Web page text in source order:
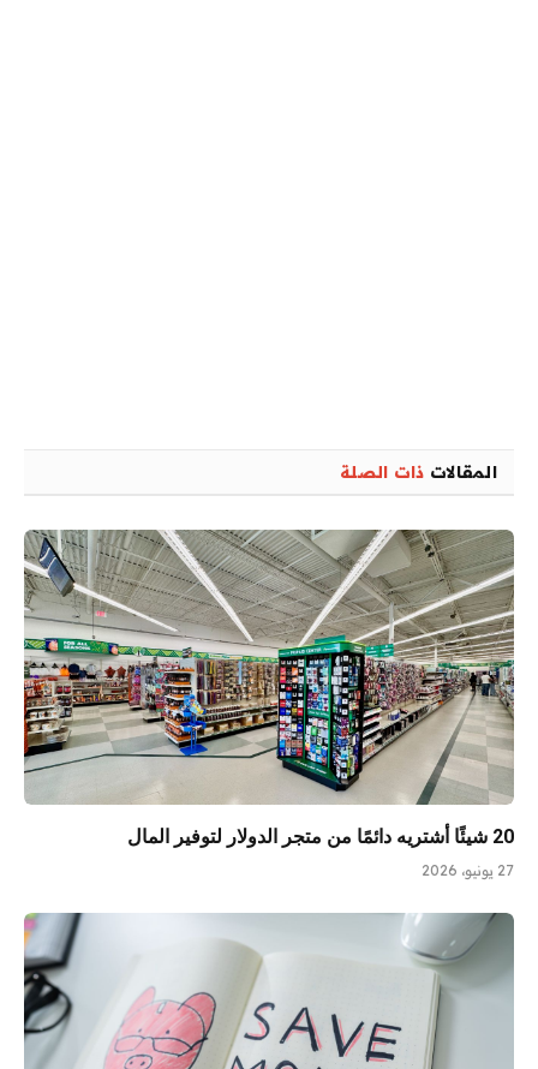
المقالات ذات الصلة
20 شيئًا أشتريه دائمًا من متجر الدولار لتوفير المال
27 يونيو، 2026